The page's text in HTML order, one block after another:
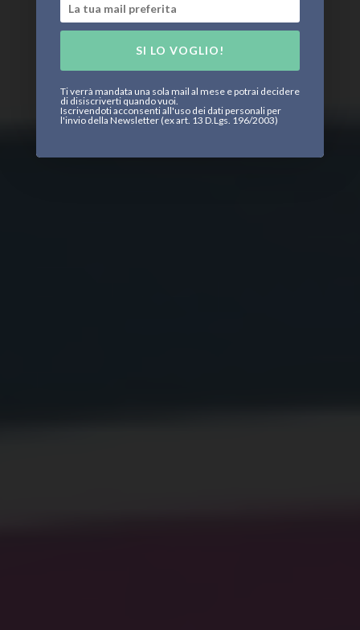
SI LO VOGLIO!
Ti verrà mandata una sola mail al mese e potrai decidere
di disiscriverti quando vuoi.
Iscrivendoti acconsenti all'uso dei dati personali per
l'invio della Newsletter (ex art. 13 D.Lgs. 196/2003)